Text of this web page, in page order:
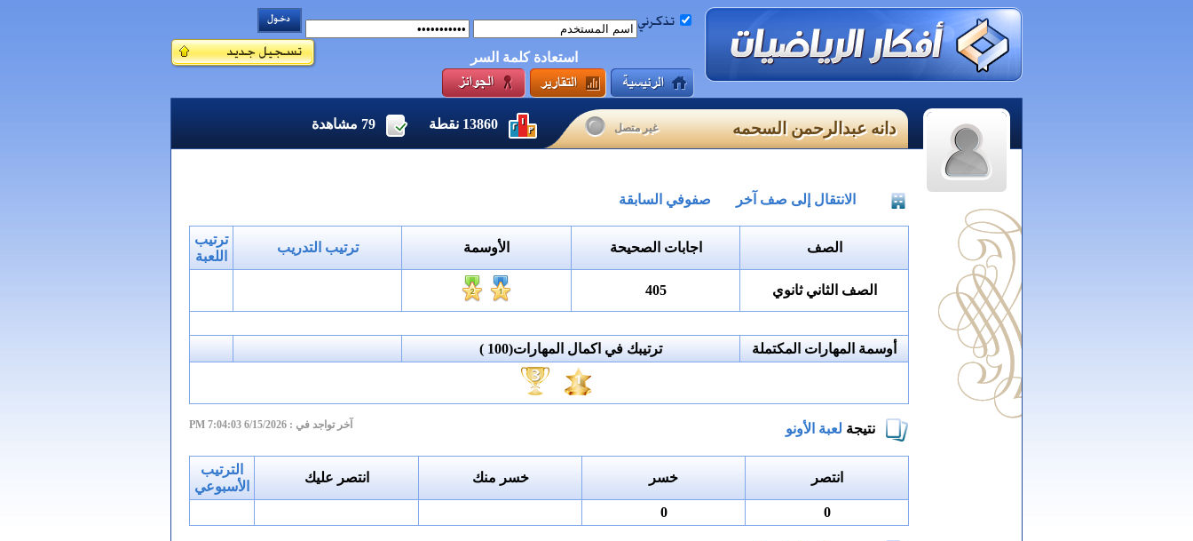
استعادة كلمة السر
دانه عبدالرحمن السحمه غير متصل 13860 نقطة 79 مشاهدة
الانتقال إلى صف آخر صفوفي السابقة
الصف اجابات الصحيحة الأوسمة ترتيب التدريب
ترتيب
اللعبة
الصف الثاني ثانوي 405
أوسمة المهارات المكتملة ترتيبك في اكمال المهارات(100 )
نتيجة لعبة الأونو آخر تواجد في : 6/15/2026 7:04:03 PM
انتصر خسر خسر منك انتصر عليك
الترتيب
الأسبوعي
0
0